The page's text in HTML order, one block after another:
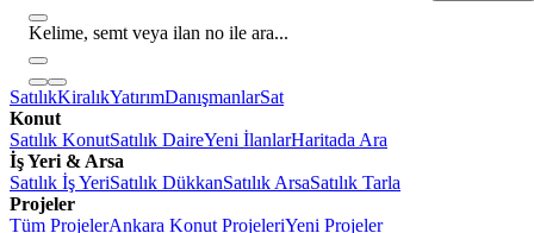
Kelime, semt veya ilan no ile ara...
SatılıkKiralıkYatırımDanışmanlarSat
Konut
Satılık KonutSatılık DaireYeni İlanlarHaritada Ara
İş Yeri & Arsa
Satılık İş YeriSatılık DükkanSatılık ArsaSatılık Tarla
Projeler
Tüm ProjelerAnkara Konut ProjeleriYeni Projeler